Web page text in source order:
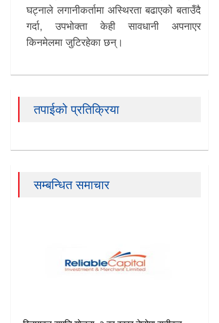
घट्नाले लगानीकर्तामा अस्थिरता बढाएको बताउँदै
गर्दा, उपभोक्ता केही सावधानी अपनाएर
किनमेलमा जुटिरहेका छन्।
तपाईको प्रतिक्रिया
सम्बन्धित समाचार